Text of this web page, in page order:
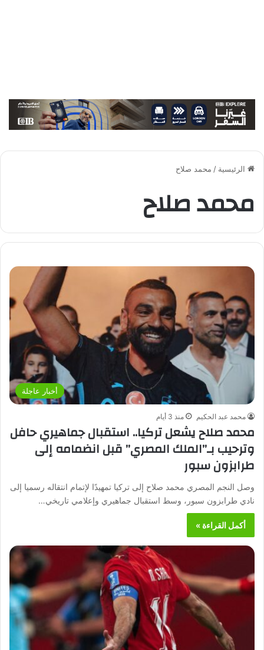
الرئيسية / محمد صلاح
محمد صلاح
أخبار عاجلة
محمد عبد الحكيم منذ 3 أيام
محمد صلاح يشعل تركيا.. استقبال جماهيري حافل
وترحيب بـ”الملك المصري” قبل انضمامه إلى
طرابزون سبور
وصل النجم المصري محمد صلاح إلى تركيا تمهيدًا لإتمام انتقاله رسميا إلى
نادي طرابزون سبور، وسط استقبال جماهيري وإعلامي تاريخي…
أكمل القراءة »